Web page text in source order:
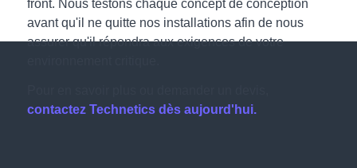
front. Nous testons chaque concept de conception
avant qu'il ne quitte nos installations afin de nous
assurer qu'il répondra aux exigences de votre
contactez Technetics dès aujourd'hui.